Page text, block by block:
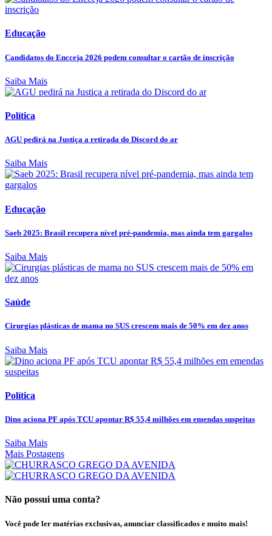
Educação
Candidatos do Encceja 2026 podem consultar o cartão de inscrição
Saiba Mais
Política
AGU pedirá na Justiça a retirada do Discord do ar
Saiba Mais
Educação
Saeb 2025: Brasil recupera nível pré-pandemia, mas ainda tem gargalos
Saiba Mais
Saúde
Cirurgias plásticas de mama no SUS crescem mais de 50% em dez anos
Saiba Mais
Política
Dino aciona PF após TCU apontar R$ 55,4 milhões em emendas suspeitas
Saiba Mais
Mais Postagens
Não possui uma conta?
Você pode ler matérias exclusivas, anunciar classificados e muito mais!